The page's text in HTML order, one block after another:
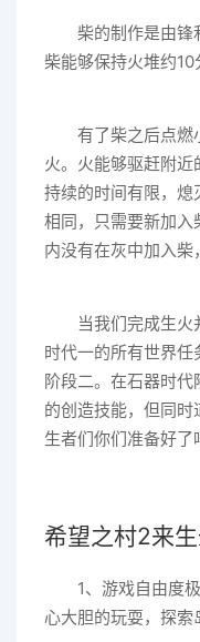
柴的制作是由锋
柴能够保持火堆约10
有了柴之后点燃
火。火能够驱赶附
持续的时间有限，熄
相同，只需要新加入
内没有在灰中加入柴
当我们完成生
时代一的所有世界
阶段二。在石器时
的创造技能，但同
生者们你们准备好了
希望之村2来
1、游戏自由度
心大胆的玩耍，探索